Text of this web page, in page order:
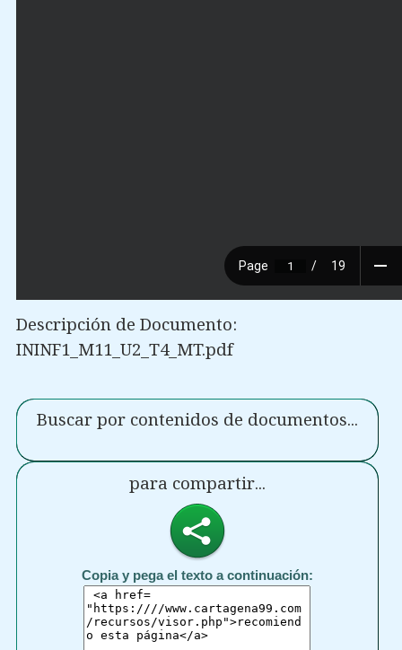
Descripción de Documento:
ININF1_M11_U2_T4_MT.pdf
Buscar por contenidos de documentos...
para compartir...
Copia y pega el texto a continuación: